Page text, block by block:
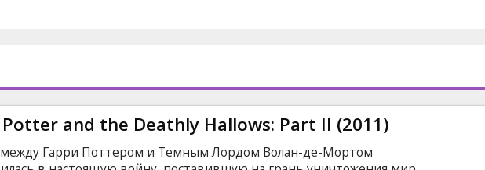
and the Deathly Hallows: Part II (2011)
между Гарри Поттером и Темным Лордом Волан-де-Мортом